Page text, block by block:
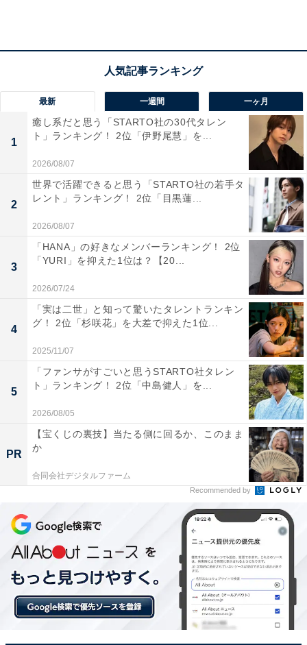
A post shared by ARASHI (@arashi_5_official)
「ジャニーズ事務所に所属するタレントで実は高学歴と
知って驚いた人はだれですか？」と質問したところ、3
櫻井さんは慶應義塾大学出身。アイドル活動と並行して
テレビ番組の司会やニュースキャスターとしても活躍
し、現在もマルチな才能を発揮し続けています。回答者
からは以下のような理由が集まりました。
「忙しいイメージで大学に行っていないと思ったから
（20代女性）」
「存在を知ってからかなり後になって、高学歴なことを
知ったのでその分衝撃が大きかったから（20代男性）」
「櫻井くんがこのルックスで性格良さでさらに高学歴だ
なんて全く非の打ち所がありません（30代男性）」
「歌が歌えてダンスも踊れてバラエティーもできるので
（40代男性）」
最新 一週間 一ヶ月
1
癒し系だと思う「STARTO社の30代タレン
ト」ランキング！ 2位「伊野尾慧」を...
2026/08/07
2
世界で活躍できると思う「STARTO社の若手タ
レント」ランキング！ 2位「目黒蓮...
2026/08/07
3
「HANA」の好きなメンバーランキング！ 2位
「YURI」を抑えた1位は？【20...
2026/07/24
4
「実は二世」と知って驚いたタレントランキン
グ！ 2位「杉咲花」を大差で抑えた1位...
2025/11/07
5
「ファンサがすごいと思うSTARTO社タレン
ト」ランキング！ 2位「中島健人」を...
2026/08/05
PR
【宝くじの裏技】当たる側に回るか、このまま
か
合同会社デジタルファーム
Recommended by